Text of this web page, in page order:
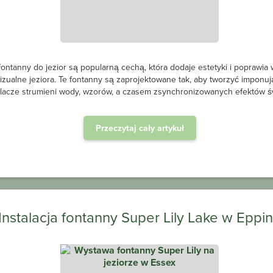
Czasami brak dostępnej
napowietrzania, a wraz ze
energią słoneczną
estetyki i poprawia wrażenia
aby tworzyć imponujące
efektów świetlnych.
w Epping